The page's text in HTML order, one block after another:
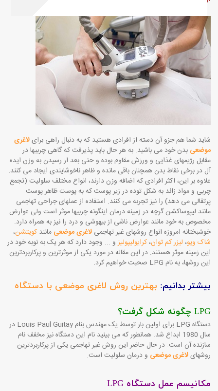
شاید شما هم جزو آن دسته از افرادی هستید که به دنبال راهی برایلاغری
موضعی بدن خود می­ باشید. به هر حال باید پذیرفت که گاهی چربیها در
مقابل رژیمهای غذایی و ورزش مقاوم بوده و حتی بعد از رسیدن به وزن ایده
آل در برخی نقاط بدن همچنان باقی مانده و ظاهر ناخوشایندی ایجاد می­ کنند.
علاوه بر این، اکثر افرادی که اضافه وزن دارند، انواع مختلف سلولیت (تجمع
چربی و مواد زائد به شکل توده در زیر پوست که به پوست ظاهر پوست
پرتقالی می دهد) را نیز تجربه می­ کنند. استفاده از عملهای جراحی تهاجمی
مانند لیپوساکشن گرچه در زمینه درمان اینگونه چربیها موثر است ولی عوارض
مخصوص به خود مانند عوارض ناشی از بیهوشی و درد را نیز به همراه دارد.
خوشبختانه امروزه انواع روشهای غیر تهاجمی لاغری موضعی مانند کویتشن،
شاک ویو، لیزر کم توان، کرایولیپولیزو ... وجود دارد که هر یک به نوبه خود در
این زمینه موثر هستند. در این مقاله در مورد یکی از موثرترین و پرکاربردترین
این روشها، به نام LPG صحبت خواهیم کرد.
بیشتر بدانیم: بهترین روش لاغری موضعی با دستگاه
LPG چگونه شکل گرفت؟
دستگاه LPG برای اولین بار توسط یک مهندس بنام Louis Paul Guitay در
سال 1980 ابداع شد. همانطور که می­ بینید نام این دستگاه نیز مخفف نام
سازنده آن است. در حال حاضر این روش غیر تهاجمی یکی از پرکاربردترین
روشهایلاغری موضعی و درمان سلولیت است.
مکانیسم عمل دستگاه LPG